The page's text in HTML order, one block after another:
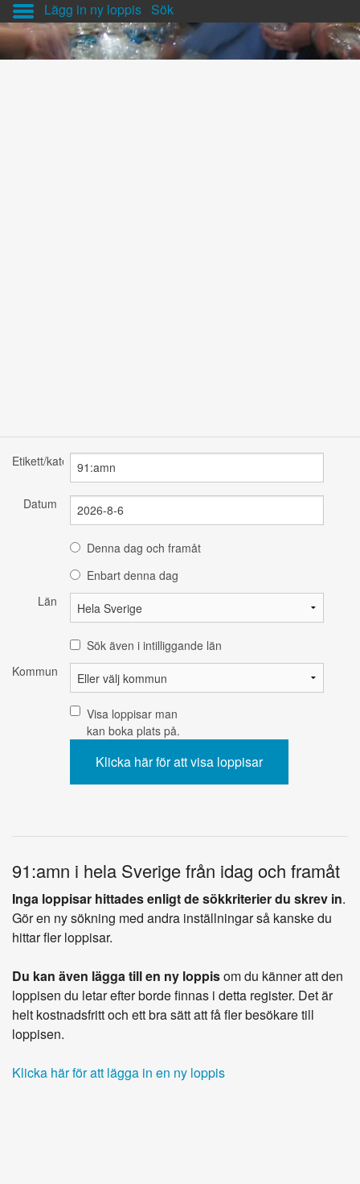
Lägg in ny loppis Sök
Etikett/kategori
Datum
Denna dag och framåt
Enbart denna dag
Län
Sök även i intilliggande län
Kommun
Visa loppisar man
kan boka plats på.
91:amn i hela Sverige från idag och framåt
Inga loppisar hittades enligt de sökkriterier du skrev in.
Gör en ny sökning med andra inställningar så kanske du
hittar fler loppisar.
Du kan även lägga till en ny loppisom du känner att den
loppisen du letar efter borde finnas i detta register. Det är
helt kostnadsfritt och ett bra sätt att få fler besökare till
loppisen.
Klicka här för att lägga in en ny loppis